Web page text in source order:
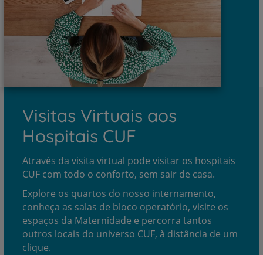
Visitas Virtuais aos
Hospitais CUF
Através da visita virtual pode visitar os hospitais
CUF com todo o conforto, sem sair de casa.
Explore os quartos do nosso internamento,
conheça as salas de bloco operatório, visite os
espaços da Maternidade e percorra tantos
outros locais do universo CUF, à distância de um
clique.